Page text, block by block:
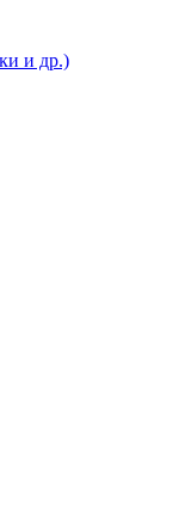
и др.)